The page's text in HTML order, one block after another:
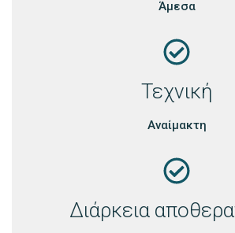
Άμεσα
Τεχνική
Αναίμακτη
Διάρκεια